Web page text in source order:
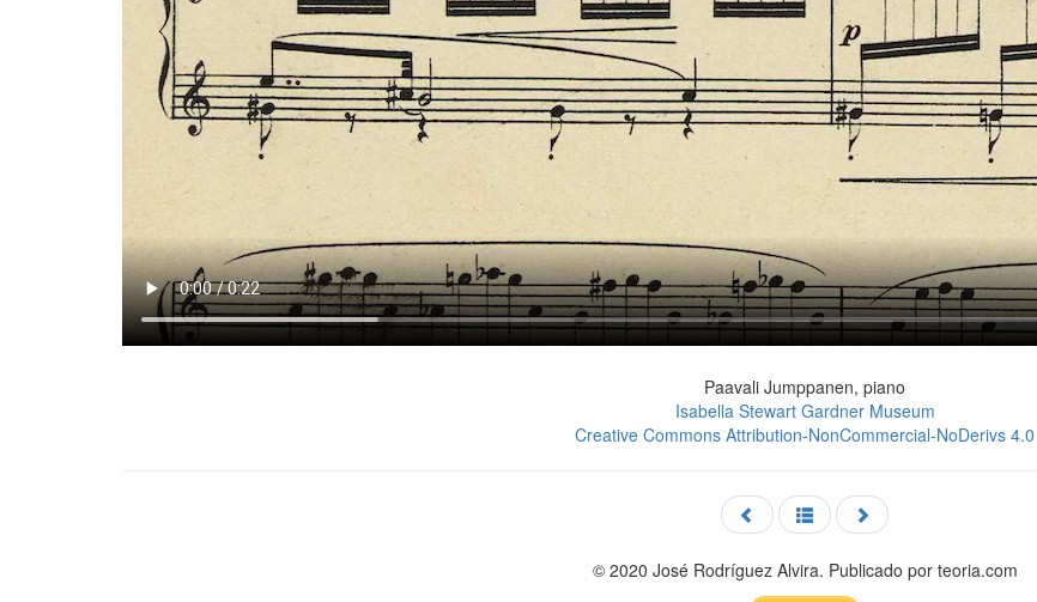
Paavali Jumppanen, piano
Isabella Stewart Gardner Museum
Creative Commons Attribution-NonCommercial-NoDerivs 4.0
© 2020 José Rodríguez Alvira. Publicado por teoria.com